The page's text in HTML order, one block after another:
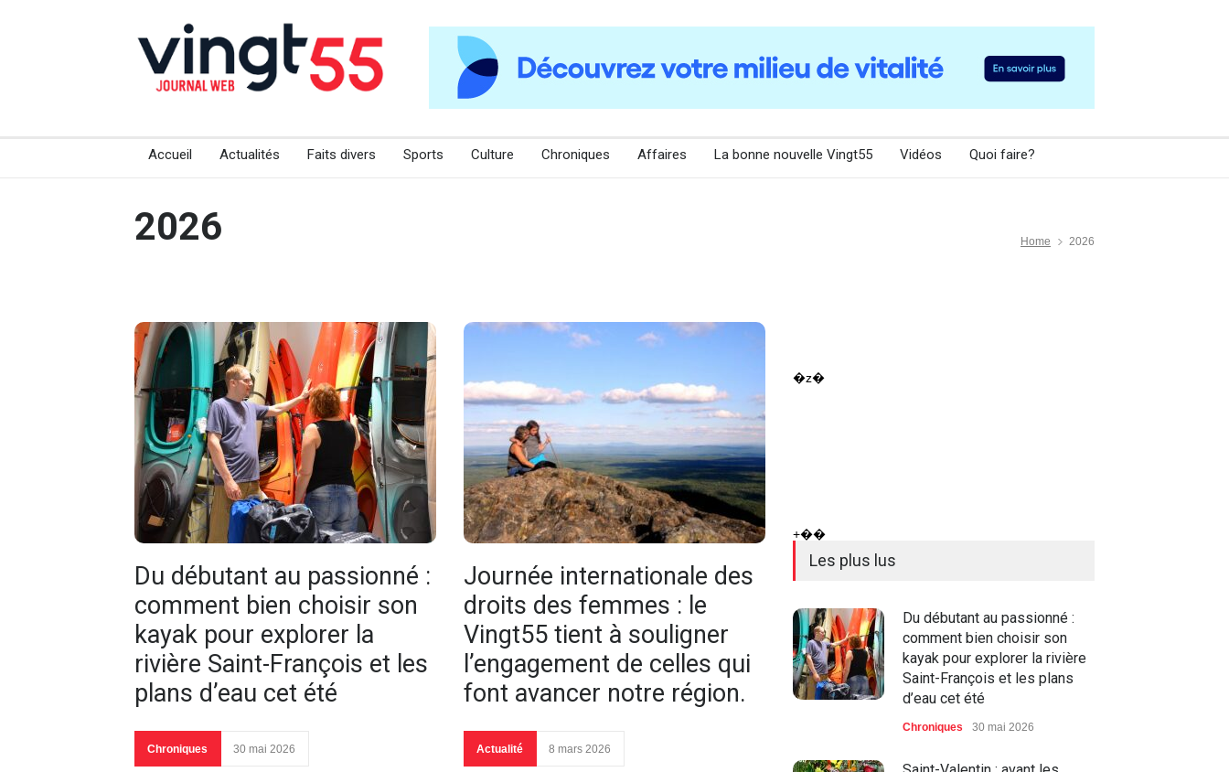
Accueil Actualités Faits divers Sports Culture Chroniques Affaires La bonne nouvelle Vingt55 Vidéos Quoi faire?
2026 Home 2026
Du débutant au passionné :
comment bien choisir son
kayak pour explorer la
rivière Saint-François et les
plans d’eau cet été
Chroniques 30 mai 2026
Journée internationale des
droits des femmes : le
Vingt55 tient à souligner
l’engagement de celles qui
font avancer notre région.
Actualité 8 mars 2026
�z�
+��
Les plus lus
Du débutant au passionné :
comment bien choisir son
kayak pour explorer la rivière
Saint-François et les plans
d’eau cet été
Chroniques 30 mai 2026